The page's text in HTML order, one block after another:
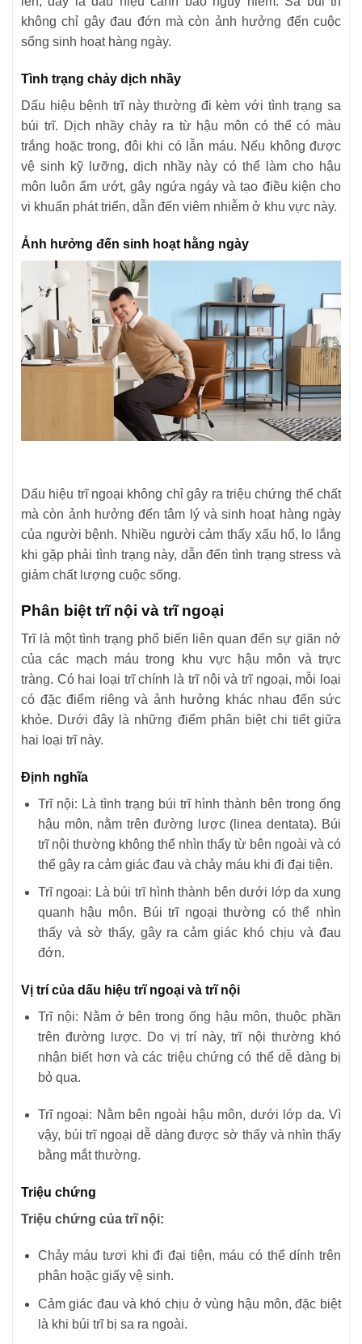
không chỉ gây đau đớn mà còn ảnh hưởng đến cuộc
sống sinh hoạt hàng ngày.
Tình trạng chảy dịch nhầy
Dấu hiệu bệnh trĩ này thường đi kèm với tình trạng sa
búi trĩ. Dịch nhầy chảy ra từ hậu môn có thể có màu
trắng hoặc trong, đôi khi có lẫn máu. Nếu không được
vệ sinh kỹ lưỡng, dịch nhầy này có thể làm cho hậu
môn luôn ẩm ướt, gây ngứa ngáy và tạo điều kiện cho
vi khuẩn phát triển, dẫn đến viêm nhiễm ở khu vực này.
Ảnh hưởng đến sinh hoạt hằng ngày
Dấu hiệu trĩ ngoại không chỉ gây ra triệu chứng thể chất
mà còn ảnh hưởng đến tâm lý và sinh hoạt hàng ngày
của người bệnh. Nhiều người cảm thấy xấu hổ, lo lắng
khi gặp phải tình trạng này, dẫn đến tình trạng stress và
giảm chất lượng cuộc sống.
Phân biệt trĩ nội và trĩ ngoại
Trĩ là một tình trạng phổ biến liên quan đến sự giãn nở
của các mạch máu trong khu vực hậu môn và trực
tràng. Có hai loại trĩ chính là trĩ nội và trĩ ngoại, mỗi loại
có đặc điểm riêng và ảnh hưởng khác nhau đến sức
khỏe. Dưới đây là những điểm phân biệt chi tiết giữa
hai loại trĩ này.
Định nghĩa
Trĩ nội: Là tình trạng búi trĩ hình thành bên trong ống
hậu môn, nằm trên đường lược (linea dentata). Búi
trĩ nội thường không thể nhìn thấy từ bên ngoài và có
thể gây ra cảm giác đau và chảy máu khi đi đại tiện.
Trĩ ngoại: Là búi trĩ hình thành bên dưới lớp da xung
quanh hậu môn. Búi trĩ ngoại thường có thể nhìn
thấy và sờ thấy, gây ra cảm giác khó chịu và đau
đớn.
Vị trí của dấu hiệu trĩ ngoại và trĩ nội
Trĩ nội: Nằm ở bên trong ống hậu môn, thuộc phần
trên đường lược. Do vị trí này, trĩ nội thường khó
nhận biết hơn và các triệu chứng có thể dễ dàng bị
bỏ qua.
Trĩ ngoại: Nằm bên ngoài hậu môn, dưới lớp da. Vì
vậy, búi trĩ ngoại dễ dàng được sờ thấy và nhìn thấy
bằng mắt thường.
Triệu chứng
Triệu chứng của trĩ nội:
Chảy máu tươi khi đi đại tiện, máu có thể dính trên
phân hoặc giấy vệ sinh.
Cảm giác đau và khó chịu ở vùng hậu môn, đặc biệt
là khi búi trĩ bị sa ra ngoài.